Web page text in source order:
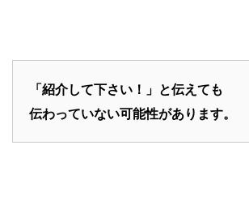
「紹介して下さい！」と伝えても
伝わっていない可能性があります。